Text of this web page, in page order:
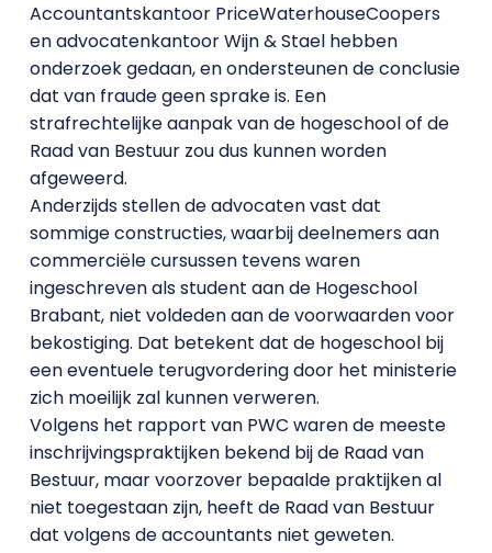
Accountantskantoor PriceWaterhouseCoopers
en advocatenkantoor Wijn & Stael hebben
onderzoek gedaan, en ondersteunen de conclusie
dat van fraude geen sprake is. Een
strafrechtelijke aanpak van de hogeschool of de
Raad van Bestuur zou dus kunnen worden
afgeweerd.
Anderzijds stellen de advocaten vast dat
sommige constructies, waarbij deelnemers aan
commerciële cursussen tevens waren
ingeschreven als student aan de Hogeschool
Brabant, niet voldeden aan de voorwaarden voor
bekostiging. Dat betekent dat de hogeschool bij
een eventuele terugvordering door het ministerie
zich moeilijk zal kunnen verweren.
Volgens het rapport van PWC waren de meeste
inschrijvingspraktijken bekend bij de Raad van
Bestuur, maar voorzover bepaalde praktijken al
niet toegestaan zijn, heeft de Raad van Bestuur
dat volgens de accountants niet geweten.